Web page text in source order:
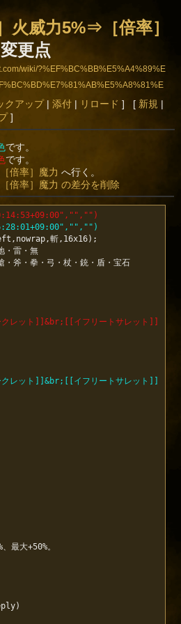
火威力5%⇒［倍率］
更点
wiki/?%EF%BC%BB%E5%A4%89%E
クアップ| 添付| リロード ] [ 新規 |
]
です。
です。
倍率］魔力 へ行く。
倍率］魔力 の差分を削除
斬,16x16);
・雷・無
斧・拳・弓・杖・銃・盾・宝石
クレット]]&br;[[イフリートサレット]]
クレット]]&br;[[イフリートサレット]]
最大+50%。